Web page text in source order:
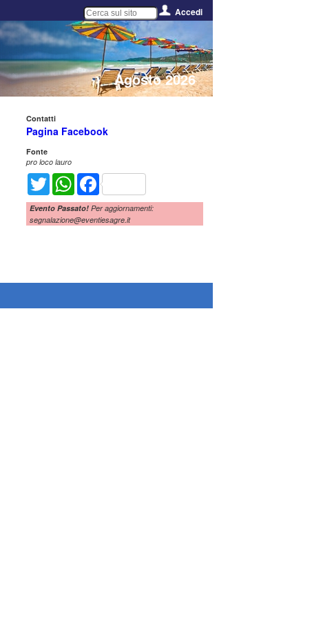
Accedi
Agosto 2026
Contatti
Pagina Facebook
Fonte
pro loco lauro
Twitter WhatsAppFacebook
Evento Passato! Per aggiornamenti:
segnalazione@eventiesagre.it